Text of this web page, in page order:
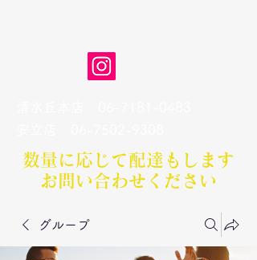
数量に応じて配達もします​
お問い合わせください
グループ